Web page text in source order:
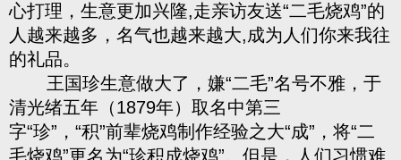
心打理，生意更加兴隆,走亲访友送“二毛烧鸡”的
人越来越多，名气也越来越大,成为人们你来我往
的礼品。
王国珍生意做大了，嫌“二毛”名号不雅，于
清光绪五年（1879年）取名中第三
字“珍”，“积”前辈烧鸡制作经验之大“成”，将“二
毛烧鸡”更名为“珍积成烧鸡”。但是，人们习惯难